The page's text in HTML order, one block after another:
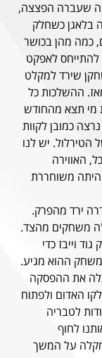
שעברה הפצצה,
בלאגן כשחלק
כמה מהן בכושר
להתייחס לאפקט
שירד למקלט
ההשלכות כל
מי תצא מהחודש
כמובן לקוות
הטירלול. יש לנו
האווירה
היתה משוחררת
ירד מהפרק.
משחקים מהצד.
וייבז כדי
ההוא מגיע.
את ההפסקה
האדום ולפתוח
לטבריה
לחוף
על המשך